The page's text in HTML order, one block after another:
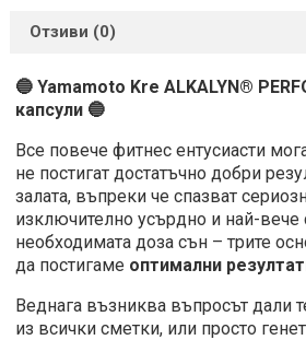
Отзиви (0)
🔵 Yamamoto Kre ALKALYN®
капсули 🔵
Все повече фитнес ентусиасти
не постигат достатъчно добри
залата, въпреки че спазват
изключително усърдно и най-вече
необходимата доза сън – трите
да постигаме оптимални
Веднага възниква въпросът дали
из всички сметки, или просто